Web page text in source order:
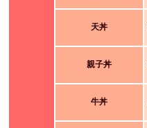
天丼
親子丼
牛丼